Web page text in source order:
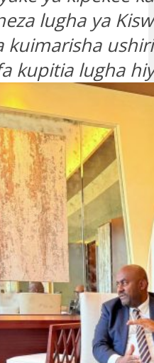
lugha ya
kuimarisha
kupitia lugha